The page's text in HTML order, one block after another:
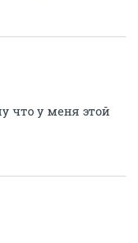
что у меня этой